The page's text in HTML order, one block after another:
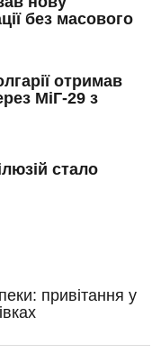
без масового
отримав
МіГ-29 з
стало
привітання у